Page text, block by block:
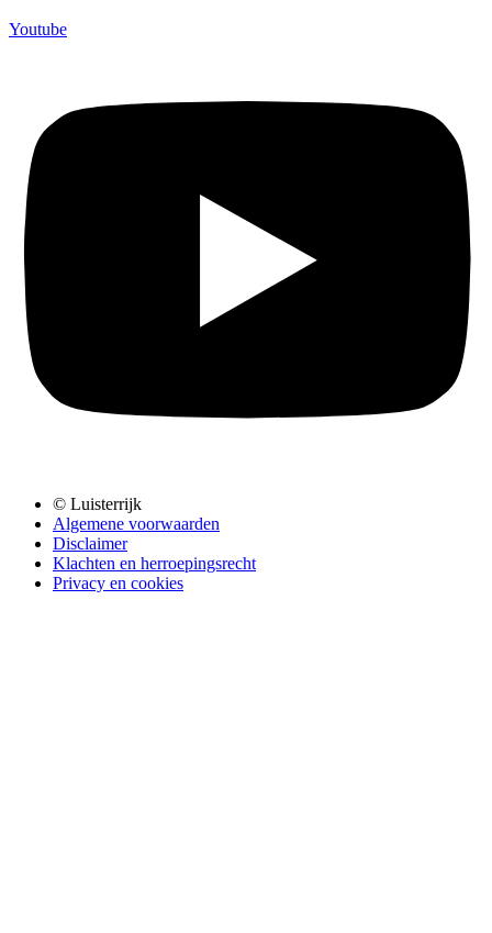
Youtube
© Luisterrijk
Algemene voorwaarden
Disclaimer
Klachten en herroepingsrecht
Privacy en cookies